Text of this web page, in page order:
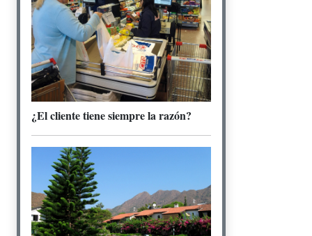
¿El cliente tiene siempre la razón?